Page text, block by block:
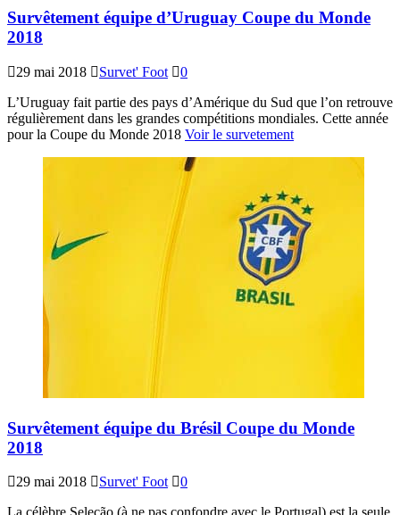
Survêtement équipe d’Uruguay Coupe du Monde
2018
29 mai 2018 Survet' Foot
0
L’Uruguay fait partie des pays d’Amérique du Sud que l’on retrouve
régulièrement dans les grandes compétitions mondiales. Cette année
pour la Coupe du Monde 2018 Voir le survetement
Survêtement équipe du Brésil Coupe du Monde
2018
29 mai 2018 Survet' Foot
0